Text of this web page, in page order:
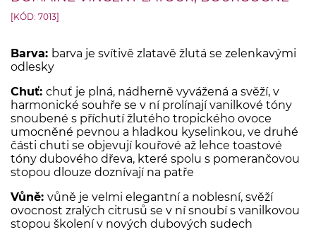
[KÓD: 7013]
Barva: barva je svítivě zlatavě žlutá se zelenkavými
odlesky
Chuť: chuť je plná, nádherně vyvážená a svěží, v
harmonické souhře se v ní prolínají vanilkové tóny
snoubené s příchutí žlutého tropického ovoce
umocněné pevnou a hladkou kyselinkou, ve druhé
části chuti se objevují kouřové až lehce toastové
tóny dubového dřeva, které spolu s pomerančovou
stopou dlouze doznívají na patře
Vůně: vůně je velmi elegantní a noblesní, svěží
ovocnost zralých citrusů se v ní snoubí s vanilkovou
stopou školení v nových dubových sudech